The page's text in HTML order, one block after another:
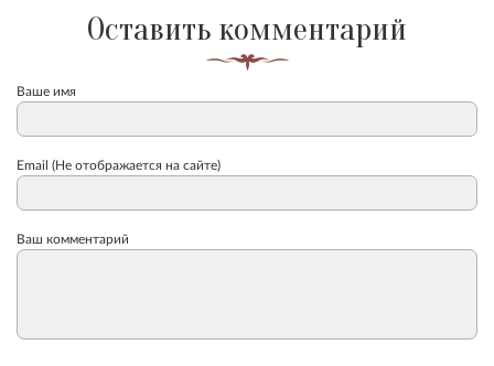
Оставить комментарий
Ваше имя
Email (Не отображается на сайте)
Ваш комментарий